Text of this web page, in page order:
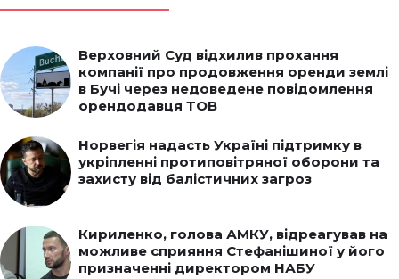
Верховний Суд відхилив прохання
компанії про продовження оренди землі
в Бучі через недоведене повідомлення
орендодавця ТОВ
Норвегія надасть Україні підтримку в
укріпленні протиповітряної оборони та
захисту від балістичних загроз
Кириленко, голова АМКУ, відреагував на
можливе сприяння Стефанішиної у його
призначенні директором НАБУ